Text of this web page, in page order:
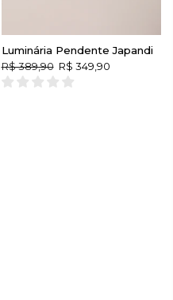
Luminária Pendente Japandi
R$ 389,90 R$ 349,90